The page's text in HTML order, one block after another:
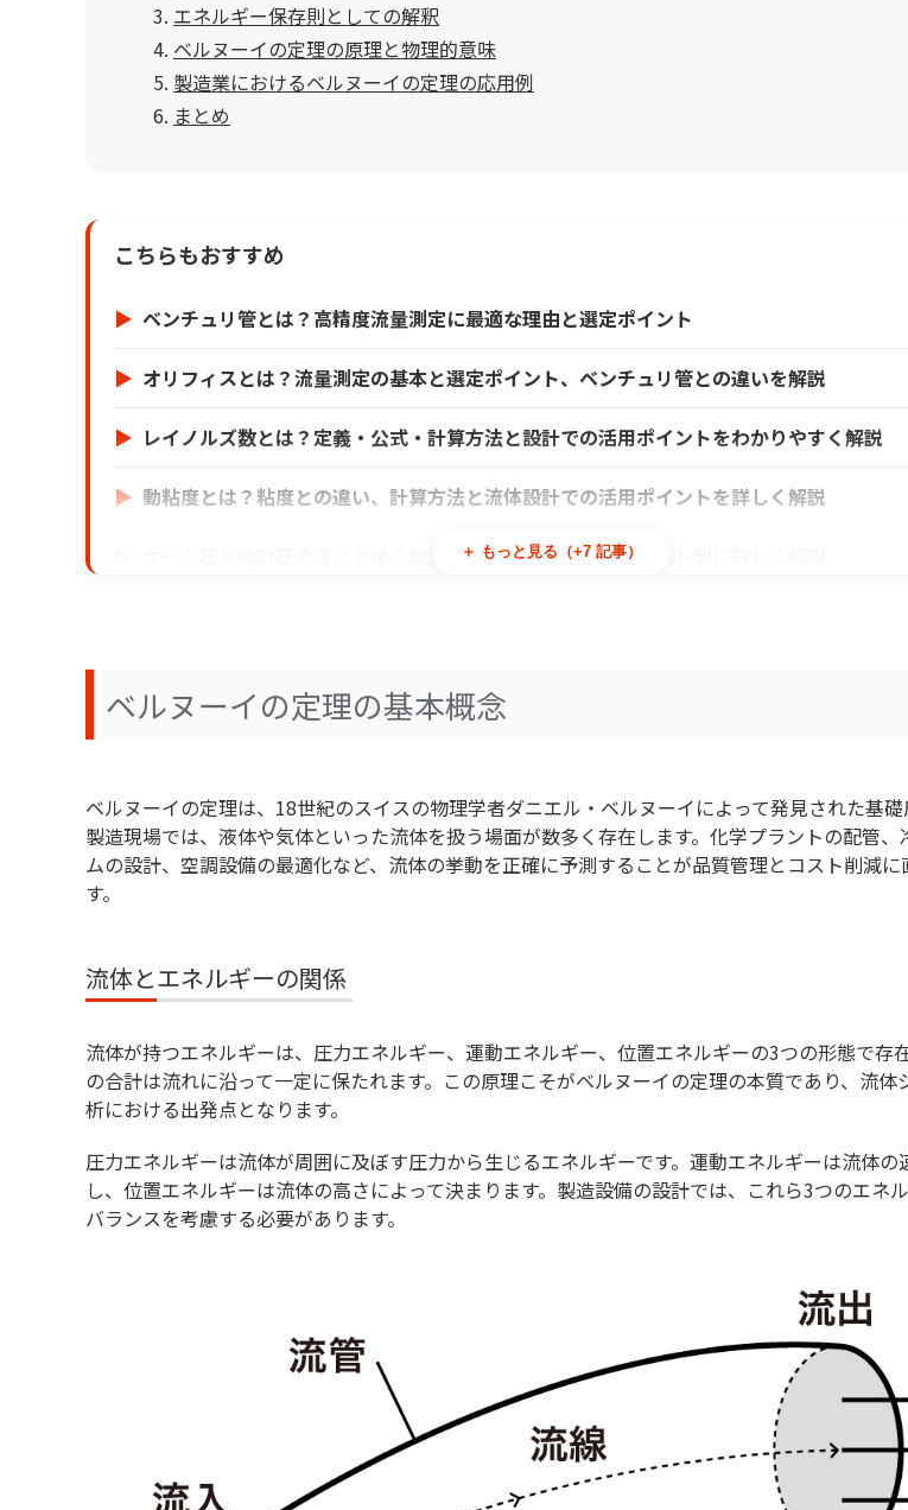
エネルギー保存則としての解釈
ベルヌーイの定理の原理と物理的意味
製造業におけるベルヌーイの定理の応用例
まとめ
こちらもおすすめ
ベンチュリ管とは？高精度流量測定に最適な理由と選定ポイント
オリフィスとは？流量測定の基本と選定ポイント、ベンチュリ管との違いを解説
レイノルズ数とは？定義・公式・計算方法と設計での活用ポイントをわかりやすく解説
動粘度とは？粘度との違い、計算方法と流体設計での活用ポイントを詳しく解説
ゲージ圧と絶対圧の違いとは？計算方法と設計での活用ポイント別に詳しく解説
タグチメソッドとは？品質管理や実験計画法との違いについても解説
コンジョイント分析とは？活用方法ややり方について解説
＋ もっと見る（+7 記事）
ベルヌーイの定理の基本概念
ベルヌーイの定理は、18世紀のスイスの物理学者ダニエル・ベルヌーイによって発見された基礎
製造現場では、液体や気体といった流体を扱う場面が数多く存在します。化学プラントの配管、
ムの設計、空調設備の最適化など、流体の挙動を正確に予測することが品質管理とコスト削減に
す。
流体とエネルギーの関係
流体が持つエネルギーは、圧力エネルギー、運動エネルギー、位置エネルギーの3つの形態で存
の合計は流れに沿って一定に保たれます。この原理こそがベルヌーイの定理の本質であり、流体
析における出発点となります。
圧力エネルギーは流体が周囲に及ぼす圧力から生じるエネルギーです。運動エネルギーは流体の
し、位置エネルギーは流体の高さによって決まります。製造設備の設計では、これら3つのエネ
バランスを考慮する必要があります。